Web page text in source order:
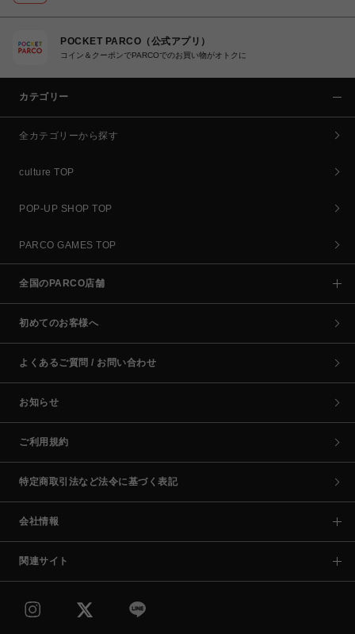
POCKET PARCO（公式アプリ）
コイン＆クーポンでPARCOでのお買い物がオトクに
カテゴリー
全カテゴリーから探す
culture TOP
POP-UP SHOP TOP
PARCO GAMES TOP
全国のPARCO店舗
初めてのお客様へ
よくあるご質問 / お問い合わせ
お知らせ
ご利用規約
特定商取引法など法令に基づく表記
会社情報
関連サイト